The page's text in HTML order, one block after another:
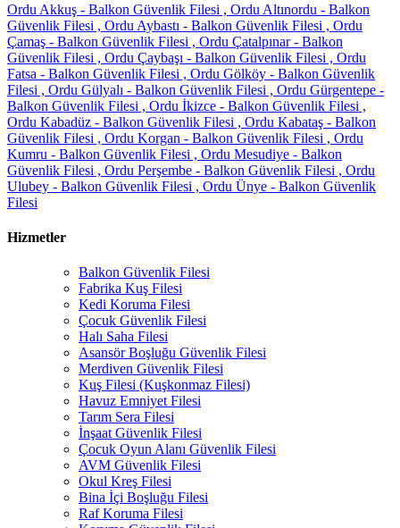
Ordu Akkuş - Balkon Güvenlik Filesi , Ordu Altınordu - Balkon
Güvenlik Filesi , Ordu Aybastı - Balkon Güvenlik Filesi , Ordu
Çamaş - Balkon Güvenlik Filesi , Ordu Çatalpınar - Balkon
Güvenlik Filesi , Ordu Çaybaşı - Balkon Güvenlik Filesi , Ordu
Fatsa - Balkon Güvenlik Filesi , Ordu Gölköy - Balkon Güvenlik
Filesi , Ordu Gülyalı - Balkon Güvenlik Filesi , Ordu Gürgentepe -
Balkon Güvenlik Filesi , Ordu İkizce - Balkon Güvenlik Filesi ,
Ordu Kabadüz - Balkon Güvenlik Filesi , Ordu Kabataş - Balkon
Güvenlik Filesi , Ordu Korgan - Balkon Güvenlik Filesi , Ordu
Kumru - Balkon Güvenlik Filesi , Ordu Mesudiye - Balkon
Güvenlik Filesi , Ordu Perşembe - Balkon Güvenlik Filesi , Ordu
Ulubey - Balkon Güvenlik Filesi , Ordu Ünye - Balkon Güvenlik
Filesi
Hizmetler
Balkon Güvenlik Filesi
Fabrika Kuş Filesi
Kedi Koruma Filesi
Çocuk Güvenlik Filesi
Halı Saha Filesi
Asansör Boşluğu Güvenlik Filesi
Merdiven Güvenlik Filesi
Kuş Filesi (Kuşkonmaz Filesi)
Havuz Emniyet Filesi
Tarım Sera Filesi
İnşaat Güvenlik Filesi
Çocuk Oyun Alanı Güvenlik Filesi
AVM Güvenlik Filesi
Okul Kreş Filesi
Bina İçi Boşluğu Filesi
Raf Koruma Filesi